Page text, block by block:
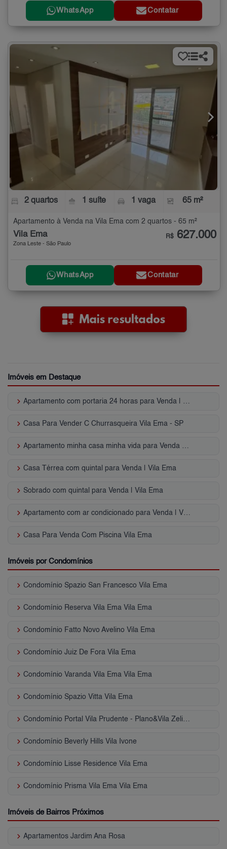
WhatsApp Contatar
2 quartos 1 suíte 1 vaga 65 m²
Apartamento à Venda na Vila Ema com 2 quartos - 65 m²
Vila Ema
Zona Leste - São Paulo
R$ 627.000
WhatsApp Contatar
Imóveis em Destaque
keyboard_arrow_right Apartamento com portaria 24 horas para Venda | Vila Ema
keyboard_arrow_right Casa Para Vender C Churrasqueira Vila Ema - SP
keyboard_arrow_right Apartamento minha casa minha vida para Venda | Vila Ema
keyboard_arrow_right Casa Térrea com quintal para Venda | Vila Ema
keyboard_arrow_right Sobrado com quintal para Venda | Vila Ema
keyboard_arrow_right Apartamento com ar condicionado para Venda | Vila Ema
keyboard_arrow_right Casa Para Venda Com Piscina Vila Ema
Imóveis por Condomínios
keyboard_arrow_right Condomínio Spazio San Francesco Vila Ema
keyboard_arrow_right Condomínio Reserva Vila Ema Vila Ema
keyboard_arrow_right Condomínio Fatto Novo Avelino Vila Ema
keyboard_arrow_right Condomínio Juiz De Fora Vila Ema
keyboard_arrow_right Condomínio Varanda Vila Ema Vila Ema
keyboard_arrow_right Condomínio Spazio Vitta Vila Ema
keyboard_arrow_right Condomínio Portal Vila Prudente - Plano&Vila Zelina Vila Graciosa
keyboard_arrow_right Condomínio Beverly Hills Vila Ivone
keyboard_arrow_right Condomínio Lisse Residence Vila Ema
keyboard_arrow_right Condomínio Prisma Vila Ema Vila Ema
Imóveis de Bairros Próximos
keyboard_arrow_right Apartamentos Jardim Ana Rosa